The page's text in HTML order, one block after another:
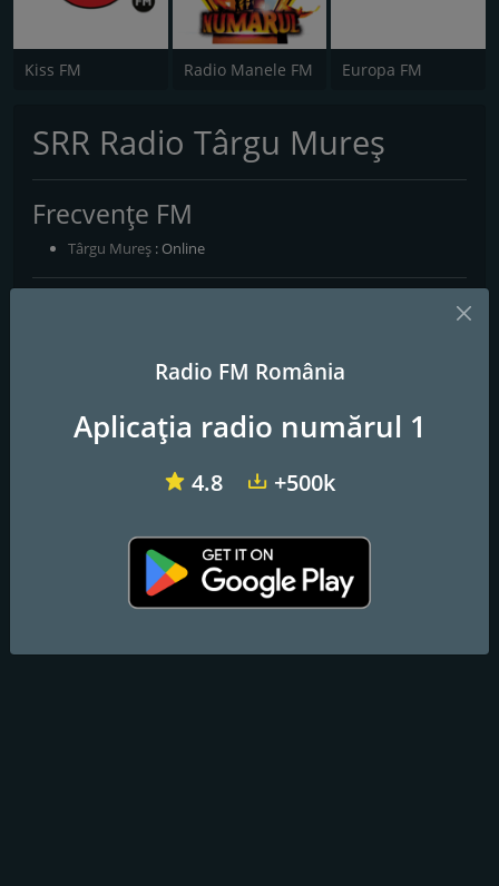
Kiss FM Radio Manele FM Europa FM
SRR Radio Târgu Mureș
Frecvențe FM
Târgu Mureş : Online
Radio FM România
Aplicația radio numărul 1
4.8 +500k